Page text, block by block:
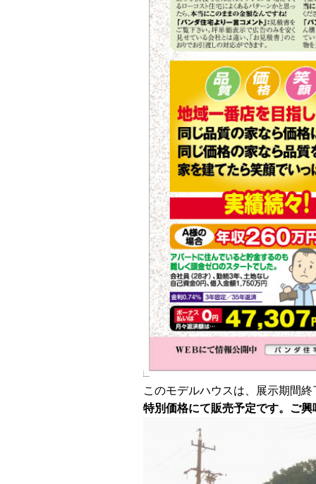
このモデルハウスは、展示期間終
特別価格にて販売予定です。 ご興